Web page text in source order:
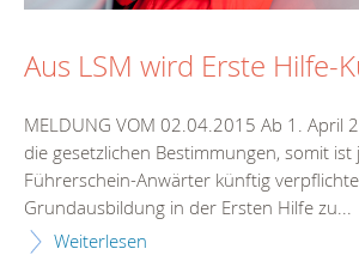
Aus LSM wird Erste Hilfe-
MELDUNG VOM 02.04.2015 Ab 1. April
die gesetzlichen Bestimmungen, somit ist
Führerschein-Anwärter künftig
Grundausbildung in der Ersten Hilfe zu...
Weiterlesen